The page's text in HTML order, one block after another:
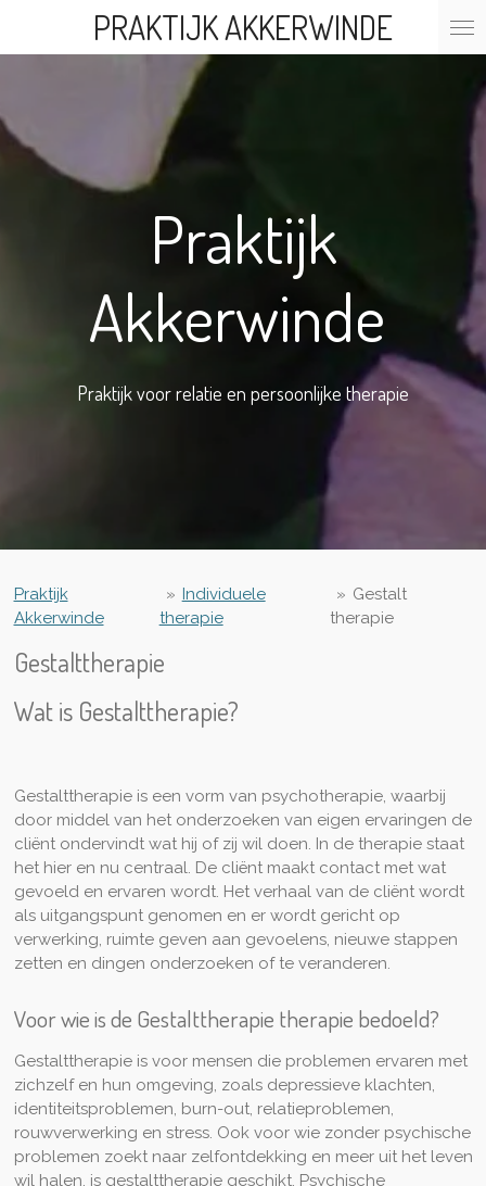
PRAKTIJK AKKERWINDE
Praktijk
Akkerwinde
Praktijk voor relatie en persoonlijke therapie
Praktijk
Akkerwinde
» Individuele
therapie
» Gestalt
therapie
Gestalttherapie
Wat is Gestalttherapie?
Gestalttherapie is een vorm van psychotherapie, waarbij
door middel van het onderzoeken van eigen ervaringen de
cliënt ondervindt wat hij of zij wil doen. In de therapie staat
het hier en nu centraal. De cliënt maakt contact met wat
gevoeld en ervaren wordt. Het verhaal van de cliënt wordt
als uitgangspunt genomen en er wordt gericht op
verwerking, ruimte geven aan gevoelens, nieuwe stappen
zetten en dingen onderzoeken of te veranderen.
Voor wie is de Gestalttherapie therapie bedoeld?
Gestalttherapie is voor mensen die problemen ervaren met
zichzelf en hun omgeving, zoals depressieve klachten,
identiteitsproblemen, burn-out, relatieproblemen,
rouwverwerking en stress. Ook voor wie zonder psychische
problemen zoekt naar zelfontdekking en meer uit het leven
wil halen, is gestalttherapie geschikt. Psychische